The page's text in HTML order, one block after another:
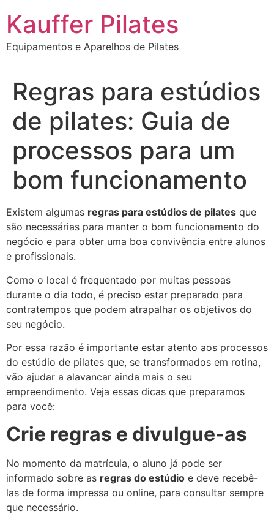
para
conteúdo
Kauffer Pilates
Equipamentos e Aparelhos de Pilates
Regras para estúdios
de pilates: Guia de
processos para um
bom funcionamento
Existem algumas regras para estúdios de pilates que
são necessárias para manter o bom funcionamento do
negócio e para obter uma boa convivência entre alunos
e profissionais.
Como o local é frequentado por muitas pessoas
durante o dia todo, é preciso estar preparado para
contratempos que podem atrapalhar os objetivos do
seu negócio.
Por essa razão é importante estar atento aos processos
do estúdio de pilates que, se transformados em rotina,
vão ajudar a alavancar ainda mais o seu
empreendimento. Veja essas dicas que preparamos
para você:
Crie regras e divulgue-as
No momento da matrícula, o aluno já pode ser
informado sobre as regras do estúdio e deve recebê-
las de forma impressa ou online, para consultar sempre
que necessário.